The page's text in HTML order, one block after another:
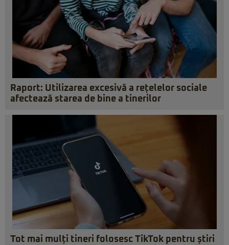
Raport: Utilizarea excesivă a rețelelor sociale
afectează starea de bine a tinerilor
Tot mai mulți tineri folosesc TikTok pentru știri